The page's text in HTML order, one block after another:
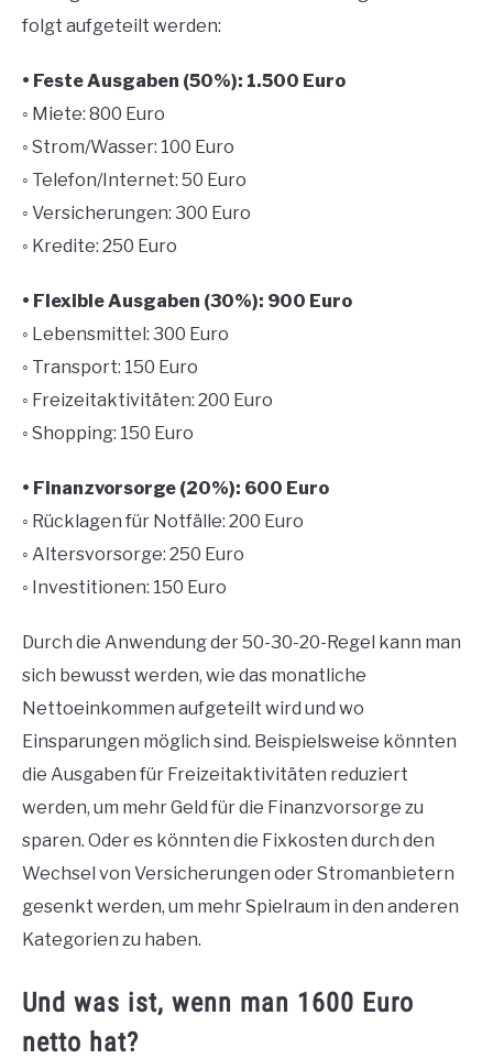
folgt aufgeteilt werden:
• Feste Ausgaben (50%): 1.500 Euro
◦ Miete: 800 Euro
◦ Strom/Wasser: 100 Euro
◦ Telefon/Internet: 50 Euro
◦ Versicherungen: 300 Euro
◦ Kredite: 250 Euro
• Flexible Ausgaben (30%): 900 Euro
◦ Lebensmittel: 300 Euro
◦ Transport: 150 Euro
◦ Freizeitaktivitäten: 200 Euro
◦ Shopping: 150 Euro
• Finanzvorsorge (20%): 600 Euro
◦ Rücklagen für Notfälle: 200 Euro
◦ Altersvorsorge: 250 Euro
◦ Investitionen: 150 Euro
Durch die Anwendung der 50-30-20-Regel kann man
sich bewusst werden, wie das monatliche
Nettoeinkommen aufgeteilt wird und wo
Einsparungen möglich sind. Beispielsweise könnten
die Ausgaben für Freizeitaktivitäten reduziert
werden, um mehr Geld für die Finanzvorsorge zu
sparen. Oder es könnten die Fixkosten durch den
Wechsel von Versicherungen oder Stromanbietern
gesenkt werden, um mehr Spielraum in den anderen
Kategorien zu haben.
Und was ist, wenn man 1600 Euro
netto hat?